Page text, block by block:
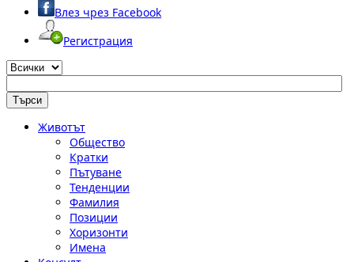
Влез чрез Facebook
Регистрация
Животът
Общество
Кратки
Пътуване
Тенденции
Фамилия
Позиции
Хоризонти
Имена